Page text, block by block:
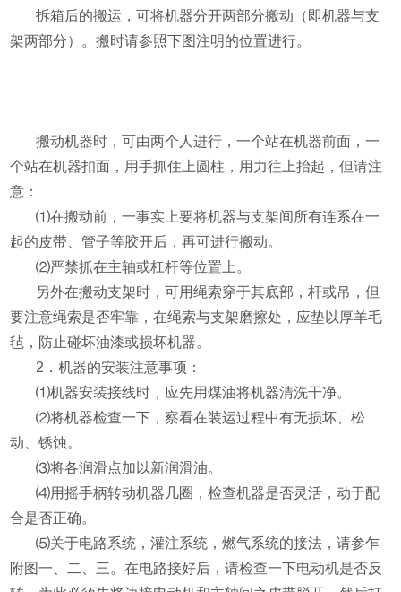
拆箱后的搬运，可将机器分开两部分搬动（即机器与支
架两部分）。搬时请参照下图注明的位置进行。
搬动机器时，可由两个人进行，一个站在机器前面，一
个站在机器扣面，用手抓住上圆柱，用力往上抬起，但请注
意：
⑴在搬动前，一事实上要将机器与支架间所有连系在一
起的皮带、管子等胶开后，再可进行搬动。
⑵严禁抓在主轴或杠杆等位置上。
另外在搬动支架时，可用绳索穿于其底部，杆或吊，但
要注意绳索是否牢靠，在绳索与支架磨擦处，应垫以厚羊毛
毡，防止碰坏油漆或损坏机器。
2 ．机器的安装注意事项：
⑴机器安装接线时，应先用煤油将机器清洗干净。
⑵将机器检查一下，察看在装运过程中有无损坏、松
动、锈蚀。
⑶将各润滑点加以新润滑油。
⑷用摇手柄转动机器几圈，检查机器是否灵活，动于配
合是否正确。
⑸关于电路系统，灌注系统，燃气系统的接法，请参乍
附图一、二、三。在电路接好后，请检查一下电动机是否反